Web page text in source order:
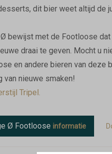
dit bier weet altijd de
bewijst met de Footloose
draai te geven. Mocht u
en andere bieren van
van nieuwe smaken!
Tripel.
Ø Footloose informatie